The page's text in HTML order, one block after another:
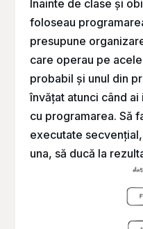
Înainte de clase și
foloseau
presupune
care operau pe
probabil și unul din
învățat atunci când
cu programarea. Să
executate
una, să ducă la